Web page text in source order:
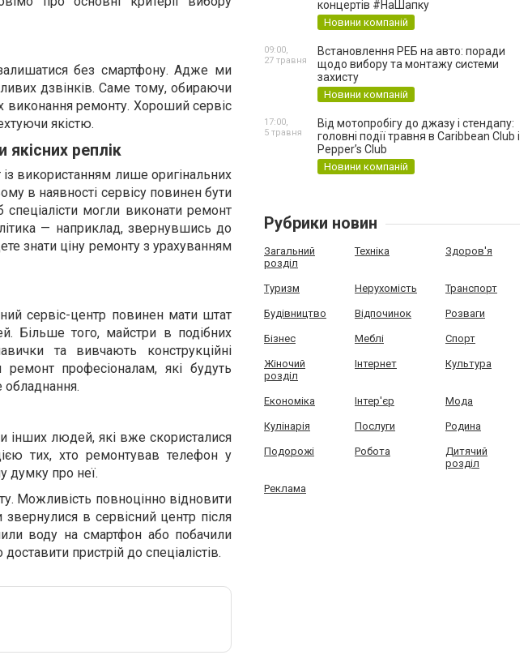
без смартфону. Адже ми
дзвінків. Саме тому, обираючи
виконання ремонту. Хороший сервіс
якістю.
реплік
використанням лише оригінальних
в наявності сервісу повинен бути
могли виконати ремонт
— наприклад, звернувшись до
знати ціну ремонту з урахуванням
сервіс-центр повинен мати штат
Більше того, майстри в подібних
та вивчають конструкційні
ремонт професіоналам, які будуть
обладнання.
інших людей, які вже скористалися
тих, хто ремонтував телефон у
думку про неї.
Можливість повноцінно відновити
в сервісний центр після
воду на смартфон або побачили
пристрій до спеціалістів.
концертів #НаШапку
Новини компаній
Встановлення РЕБ на авто: поради
щодо вибору та монтажу системи
захисту
Новини компаній
09:00,
27 травня
Від мотопробігу до джазу і стендапу:
головні події травня в Caribbean Club і
Pepper’s Club
Новини компаній
17:00,
5 травня
Рубрики новин
Загальний
розділ
Техніка Здоров'я
Туризм Нерухомість Транспорт
Будівництво Відпочинок Розваги
Бізнес Меблі Спорт
Жіночий
розділ
Інтернет Культура
Економіка Інтер'єр Мода
Кулінарія Послуги Родина
Подорожі Робота
Дитячий
розділ
Реклама